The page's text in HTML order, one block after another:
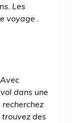
Les
voyage .
dans une
des